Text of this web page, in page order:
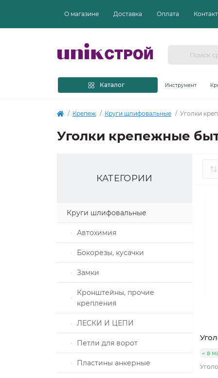
О магазине Доставка Оплата
Каталог Инструмент
Крепеж Круги шлифовальные Уголки
Уголки крепежные
КАТЕГОРИИ
Круги шлифовальные
Автохимия
Бокорезы, кусачки
Замки
Кронштейны, прочие
крепления
ЛЕСКИ И ЦЕПИ
Петли для ворот
Пластины анкерные
в